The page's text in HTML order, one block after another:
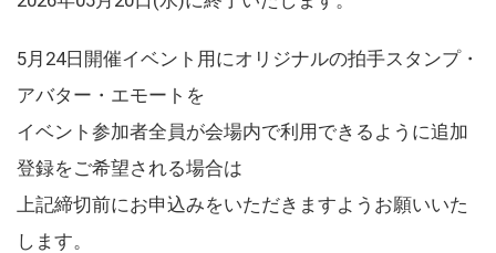
5月24日開催イベント用にオリジナルの拍手スタンプ・
アバター・エモートを
イベント参加者全員が会場内で利用できるように追加
登録をご希望される場合は
上記締切前にお申込みをいただきますようお願いいた
します。